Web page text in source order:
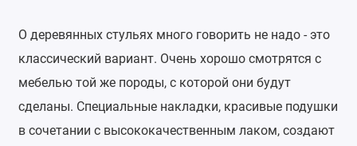
О деревянных стульях много говорить не надо - это
классический вариант. Очень хорошо смотрятся с
мебелью той же породы, с которой они будут
сделаны. Специальные накладки, красивые подушки
в сочетании с высококачественным лаком, создают